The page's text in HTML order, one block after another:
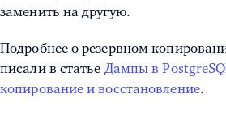
заменить на другую.
Подробнее о резервном
писали в статье Дампы в
копирование и восстановление.